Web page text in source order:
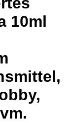
10ml